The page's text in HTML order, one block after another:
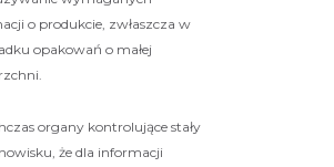
o produkcie, zwłaszcza w
opakowań o małej
organy kontrolujące stały
że dla informacji